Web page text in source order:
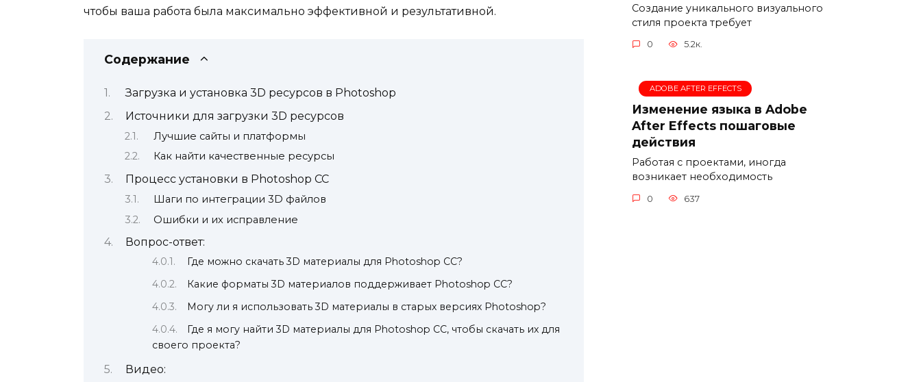
чтобы ваша работа была максимально эффективной и результативной.
Содержание
Загрузка и установка 3D ресурсов в Photoshop
Источники для загрузки 3D ресурсов
Лучшие сайты и платформы
Как найти качественные ресурсы
Процесс установки в Photoshop CC
Шаги по интеграции 3D файлов
Ошибки и их исправление
Вопрос-ответ:
Где можно скачать 3D материалы для Photoshop CC?
Какие форматы 3D материалов поддерживает Photoshop CC?
Могу ли я использовать 3D материалы в старых версиях Photoshop?
Где я могу найти 3D материалы для Photoshop CC, чтобы скачать их для
своего проекта?
Видео:
Создание уникального визуального
стиля проекта требует
0 5.2к.
ADOBE AFTER EFFECTS
Изменение языка в Adobe
After Effects пошаговые
действия
Работая с проектами, иногда
возникает необходимость
0 637